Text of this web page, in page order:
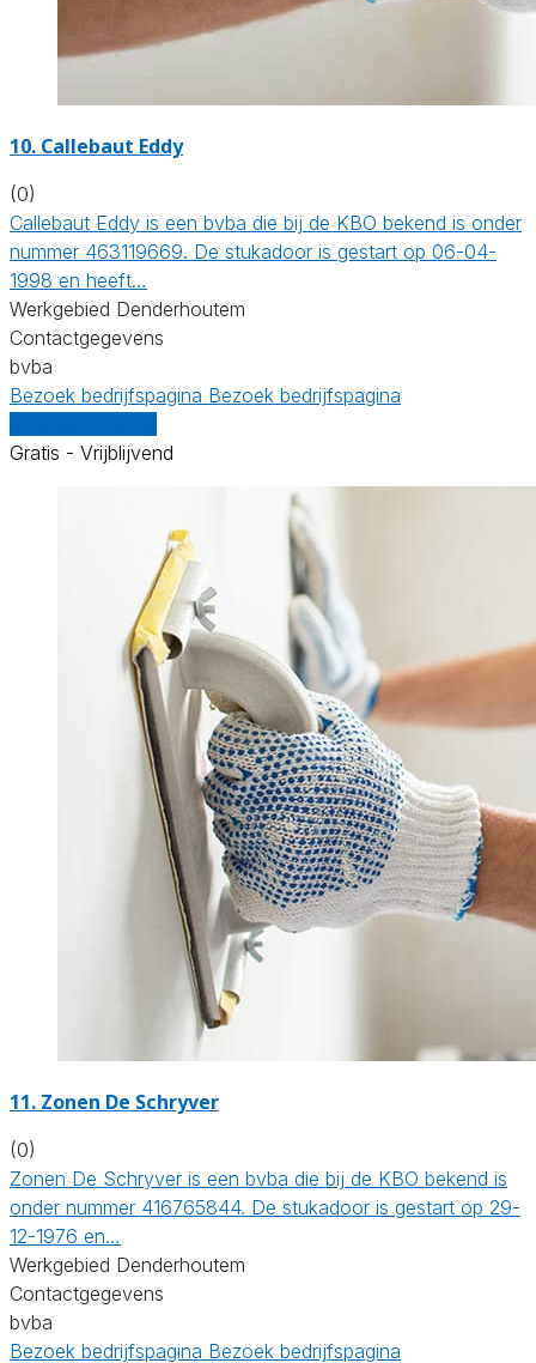
10. Callebaut Eddy
(0)
Callebaut Eddy is een bvba die bij de KBO bekend is onder
nummer 463119669. De stukadoor is gestart op 06-04-
1998 en heeft…
Werkgebied Denderhoutem
Contactgegevens
bvba
Bezoek bedrijfspagina Bezoek bedrijfspagina
Gratis - Vrijblijvend
11. Zonen De Schryver
(0)
Zonen De Schryver is een bvba die bij de KBO bekend is
onder nummer 416765844. De stukadoor is gestart op 29-
12-1976 en…
Werkgebied Denderhoutem
Contactgegevens
bvba
Bezoek bedrijfspagina Bezoek bedrijfspagina